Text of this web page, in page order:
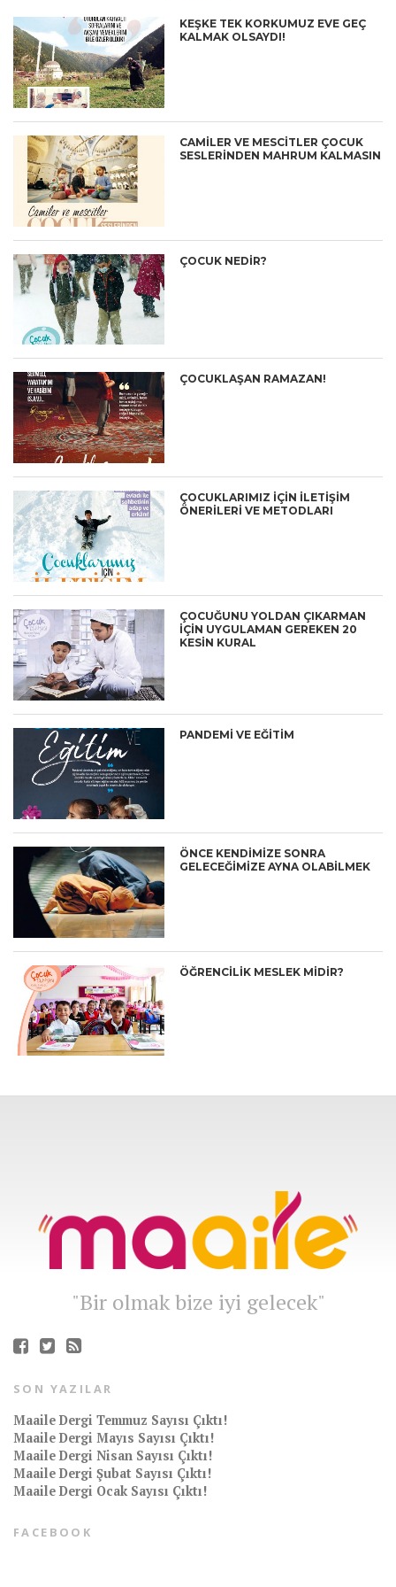
KEŞKE TEK KORKUMUZ EVE GEÇ
KALMAK OLSAYDI!
CAMİLER VE MESCİTLER ÇOCUK
SESLERİNDEN MAHRUM KALMASIN
ÇOCUK NEDIR?
ÇOCUKLAŞAN RAMAZAN!
ÇOCUKLARIMIZ İÇİN İLETİŞİM
ÖNERİLERİ VE METODLARI
ÇOCUĞUNU YOLDAN ÇIKARMAN
İÇİN UYGULAMAN GEREKEN 20
KESİN KURAL
PANDEMİ VE EĞİTİM
ÖNCE KENDİMİZE SONRA
GELECEĞİMİZE AYNA OLABİLMEK
ÖĞRENCILIK MESLEK MIDIR?
"Bir olmak bize iyi gelecek"
SON YAZILAR
Maaile Dergi Temmuz Sayısı Çıktı!
Maaile Dergi Mayıs Sayısı Çıktı!
Maaile Dergi Nisan Sayısı Çıktı!
Maaile Dergi Şubat Sayısı Çıktı!
Maaile Dergi Ocak Sayısı Çıktı!
FACEBOOK